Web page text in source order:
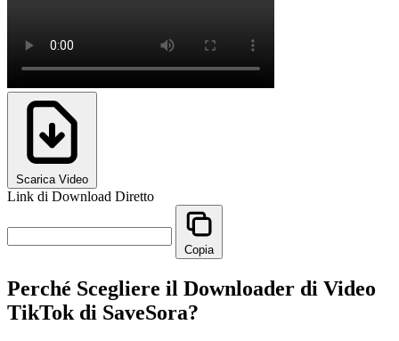
Scarica Video
Link di Download Diretto
Copia
Perché Scegliere il Downloader di Video
TikTok di SaveSora?